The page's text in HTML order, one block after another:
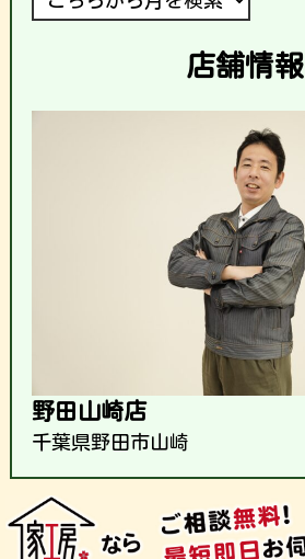
店舗情報
野田山崎店
千葉県野田市山崎